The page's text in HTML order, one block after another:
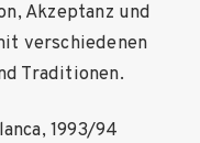
Akzeptanz und
verschiedenen
Traditionen.
1993/94